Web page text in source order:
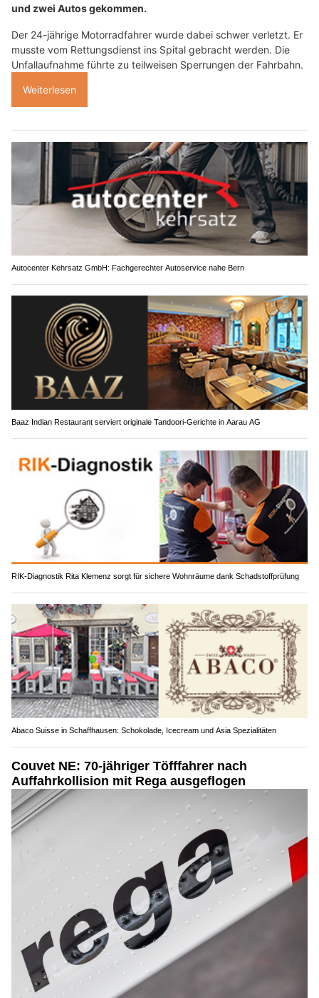
und zwei Autos gekommen.
Der 24-jährige Motorradfahrer wurde dabei schwer verletzt. Er
musste vom Rettungsdienst ins Spital gebracht werden. Die
Unfallaufnahme führte zu teilweisen Sperrungen der Fahrbahn.
Weiterlesen
Autocenter Kehrsatz GmbH: Fachgerechter Autoservice nahe Bern
Baaz Indian Restaurant serviert originale Tandoori-Gerichte in Aarau AG
RIK-Diagnostik Rita Klemenz sorgt für sichere Wohnräume dank Schadstoffprüfung
Abaco Suisse in Schaffhausen: Schokolade, Icecream und Asia Spezialitäten
Couvet NE: 70-jähriger Töfffahrer nach
Auffahrkollision mit Rega ausgeflogen